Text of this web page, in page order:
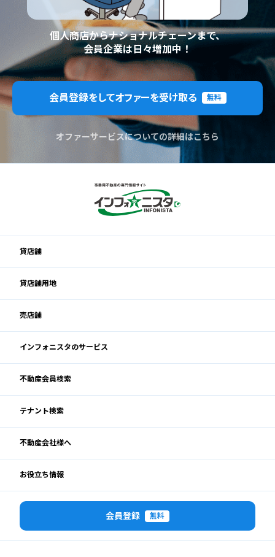
個人商店からナショナルチェーンまで、
会員企業は日々増加中！
会員登録をしてオファーを受け取る 無料
オファーサービスについての詳細はこちら
貸店舗
貸店舗用地
売店舗
インフォニスタのサービス
不動産会員検索
テナント検索
不動産会社様へ
お役立ち情報
会員登録 無料